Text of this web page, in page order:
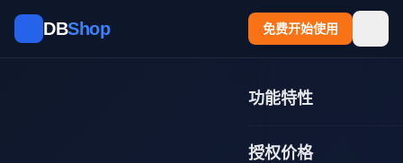
跳到主要内容
DBShop 免费开始使用
功能特性
授权价格